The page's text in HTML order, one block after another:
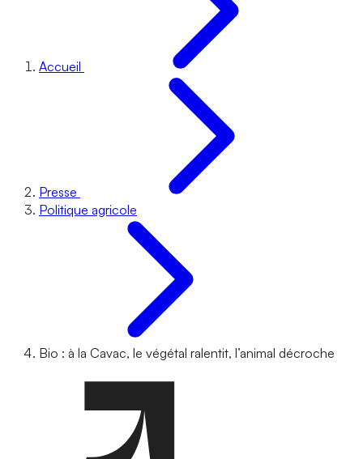
Accueil
Presse
Politique agricole
Bio : à la Cavac, le végétal ralentit, l’animal décroche